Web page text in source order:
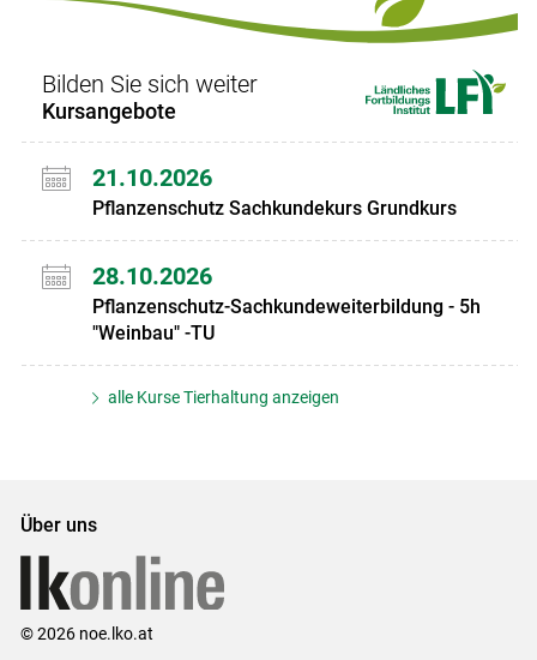
Bilden Sie sich weiter
Kursangebote
21.10.2026
Pflanzenschutz Sachkundekurs Grundkurs
28.10.2026
Pflanzenschutz-Sachkundeweiterbildung - 5h
"Weinbau" -TU
alle Kurse Tierhaltung anzeigen
Über uns
© 2026 noe.lko.at